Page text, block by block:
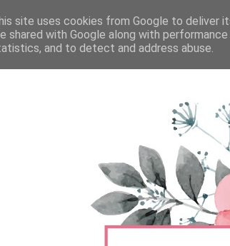
TERMÉKTESZTEK BŐRÁPOLÁS
site uses cookies from Google to deliver
shared with Google along with
and to detect and address abuse.